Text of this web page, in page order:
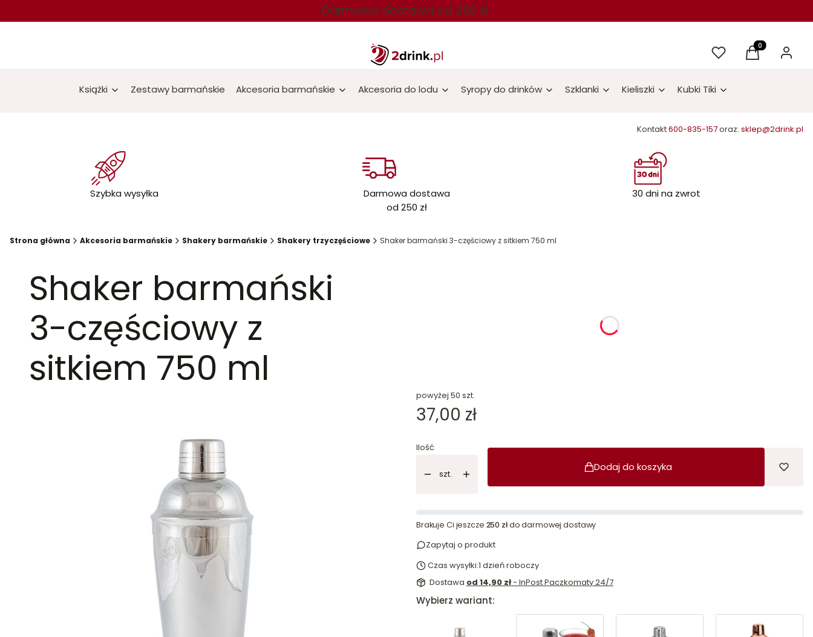
Darmowa dostawa od 250 zł
UlubioneProdukty w
Koszyk Zaloguj
Książki Zestawy barmańskie Akcesoria barmańskie Akcesoria do lodu Syropy do drinków Szklanki Kieliszki Kubki Tiki
Kontakt600-835-157oraz: sklep@2drink.pl
Szybka wysyłka
Darmowa dostawa
od 250 zł
30 dni na zwrot
Strona główna Akcesoria barmańskie Shakery barmańskie Shakery trzyczęściowe Shaker barmański 3-częściowy z sitkiem 750 ml
Shaker barmański
3-częściowy z
sitkiem 750 ml
godziny
powyżej 50 szt.
Cena
37,00 zł
Ilość
szt.
Dodaj do koszyka
Brakuje Ci jeszcze 250 złdo darmowej dostawy
Zapytaj o produkt
Czas wysyłki:1 dzień roboczy
Dostawa od 14,90 zł- InPost Paczkomaty 24/7
Wybierz wariant: